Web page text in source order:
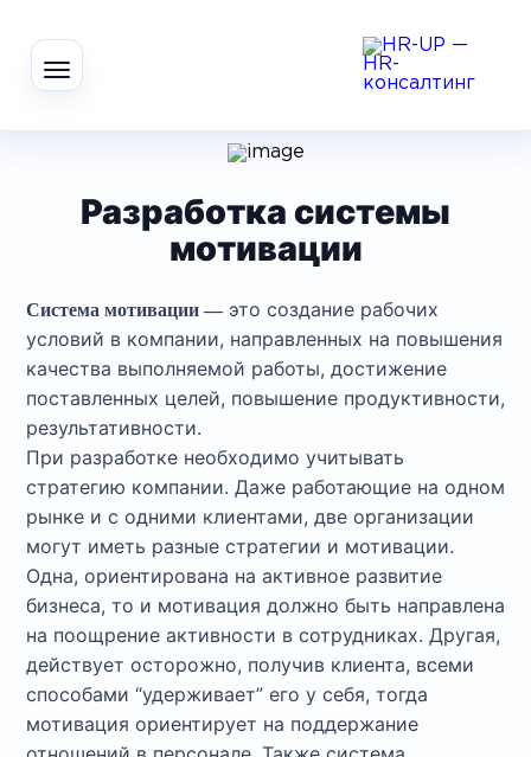
Разработка системы
мотивации
Система мотивации — это создание рабочих
условий в компании, направленных на повышения
качества выполняемой работы, достижение
поставленных целей, повышение продуктивности,
результативности.
При разработке необходимо учитывать
стратегию компании. Даже работающие на одном
рынке и с одними клиентами, две организации
могут иметь разные стратегии и мотивации.
Одна, ориентирована на активное развитие
бизнеса, то и мотивация должно быть направлена
на поощрение активности в сотрудниках. Другая,
действует осторожно, получив клиента, всеми
способами “удерживает” его у себя, тогда
мотивация ориентирует на поддержание